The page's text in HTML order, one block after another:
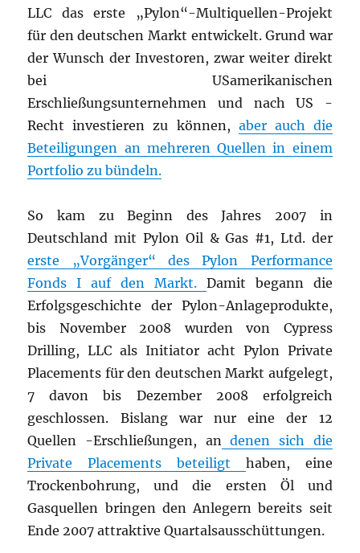
LLC das erste „Pylon“-Multiquellen-Projekt
für den deutschen Markt entwickelt. Grund war
der Wunsch der Investoren, zwar weiter direkt
bei USamerikanischen
Erschließungsunternehmen und nach US -
Recht investieren zu können, aber auch die
Beteiligungen an mehreren Quellen in einem
Portfolio zu bündeln.
So kam zu Beginn des Jahres 2007 in
Deutschland mit Pylon Oil & Gas #1, Ltd. der
erste „Vorgänger“ des Pylon Performance
Fonds I auf den Markt. Damit begann die
Erfolgsgeschichte der Pylon-Anlageprodukte,
bis November 2008 wurden von Cypress
Drilling, LLC als Initiator acht Pylon Private
Placements für den deutschen Markt aufgelegt,
7 davon bis Dezember 2008 erfolgreich
geschlossen. Bislang war nur eine der 12
Quellen -Erschließungen, andenen sich die
Private Placements beteiligt haben, eine
Trockenbohrung, und die ersten Öl und
Gasquellen bringen den Anlegern bereits seit
Ende 2007 attraktive Quartalsausschüttungen.